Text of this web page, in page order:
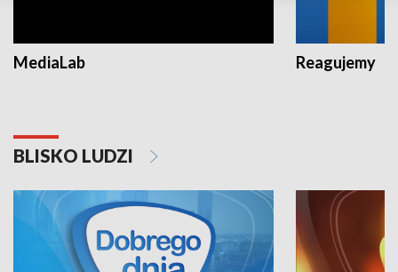
MediaLab Reagujemy
BLISKO LUDZI